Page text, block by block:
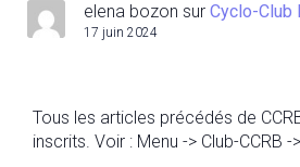
elena bozon sur Cyclo-Club
17 juin 2024
Tous les articles précédés de
inscrits. Voir : Menu -> Club-CCRB -